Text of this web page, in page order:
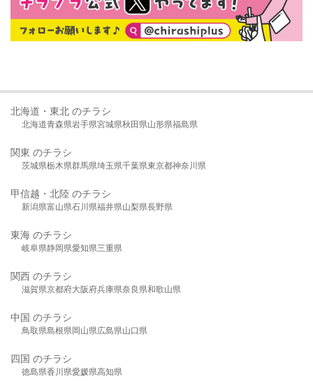
北海道・東北 のチラシ
北海道青森県岩手県宮城県秋田県山形県福島県
関東 のチラシ
茨城県栃木県群馬県埼玉県千葉県東京都神奈川県
甲信越・北陸 のチラシ
新潟県富山県石川県福井県山梨県長野県
東海 のチラシ
岐阜県静岡県愛知県三重県
関西 のチラシ
滋賀県京都府大阪府兵庫県奈良県和歌山県
中国 のチラシ
鳥取県島根県岡山県広島県山口県
四国 のチラシ
徳島県香川県愛媛県高知県